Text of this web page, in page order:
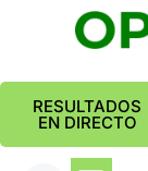
RESULTADOS
EN DIRECTO